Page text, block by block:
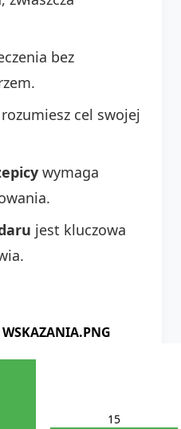
bez
cel swojej
wymaga
jest kluczowa
15